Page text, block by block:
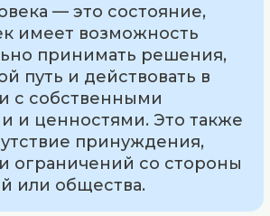
— это состояние,
имеет возможность
принимать решения,
путь и действовать в
с собственными
и ценностями. Это также
принуждения,
ограничений со стороны
или общества.